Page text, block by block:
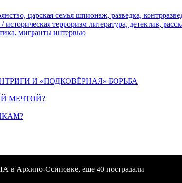
царская семья шпионаж, разведка,
историческая терроризм литература, детектив,
мигранты интервью
И «ПОДКОВЁРНАЯ» БОРЬБА
МЕЧТОЙ?
в Архипо-Осиповке, еще 40 пострадали